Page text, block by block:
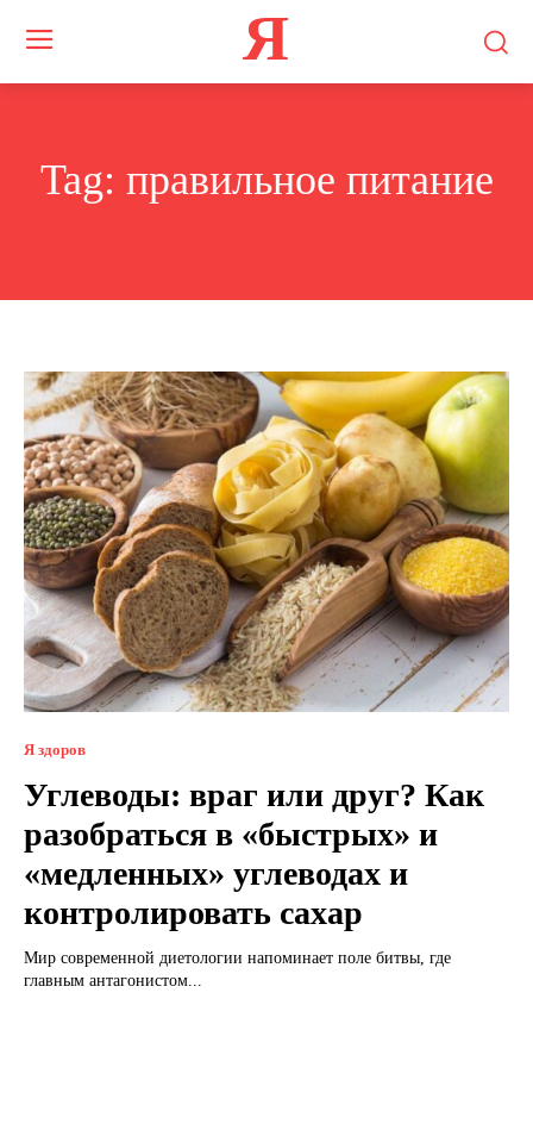
Я
Tag: правильное питание
Я здоров
Углеводы: враг или друг? Как
разобраться в «быстрых» и
«медленных» углеводах и
контролировать сахар
Мир современной диетологии напоминает поле битвы, где
главным антагонистом...